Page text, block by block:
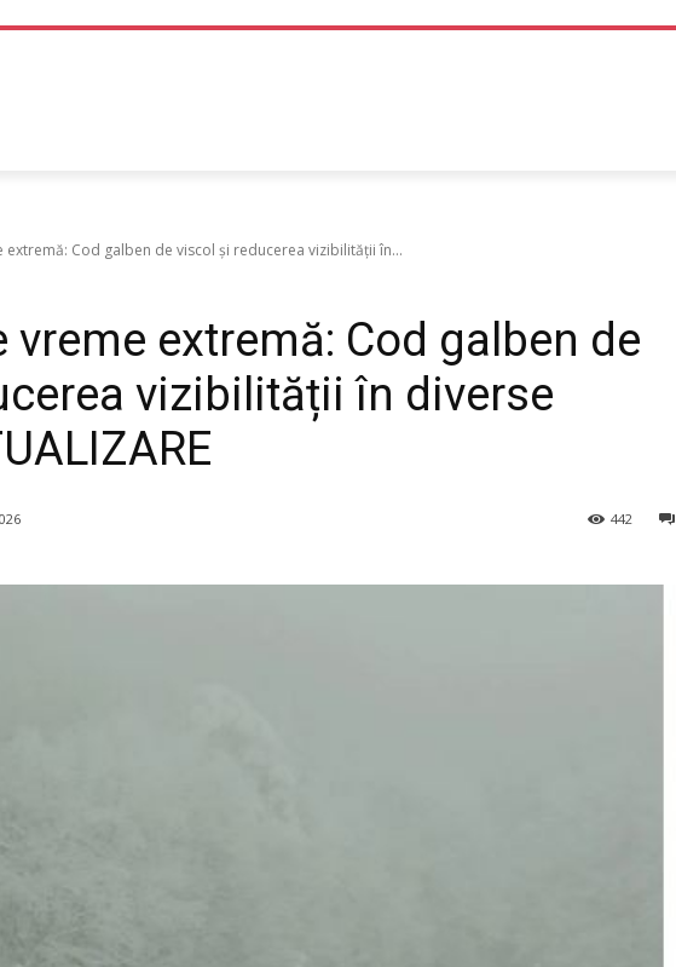
extremă: Cod galben de viscol și reducerea vizibilității în...
vreme extremă: Cod galben de
vizibilității în diverse
442